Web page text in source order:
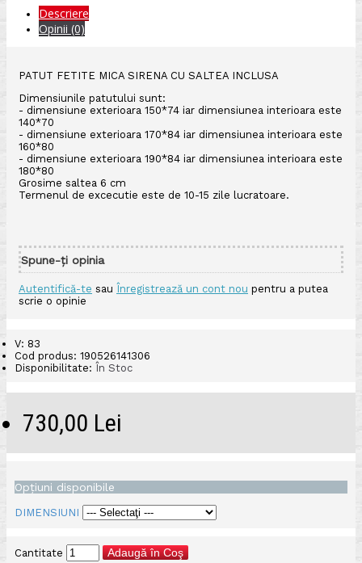
Descriere
Opinii (0)
PATUT FETITE MICA SIRENA CU SALTEA INCLUSA
Dimensiunile patutului sunt:
- dimensiune exterioara 150*74 iar dimensiunea interioara este
140*70
- dimensiune exterioara 170*84 iar dimensiunea interioara este
160*80
- dimensiune exterioara 190*84 iar dimensiunea interioara este
180*80
Grosime saltea 6 cm
Termenul de excecutie este de 10-15 zile lucratoare.
Spune-ţi opinia
Autentifică-te sau Înregistrează un cont nou pentru a putea
scrie o opinie
V: 83
Cod produs: 190526141306
Disponibilitate: În Stoc
730,00 Lei
Opţiuni disponibile
DIMENSIUNI
Cantitate Adaugă în Coş